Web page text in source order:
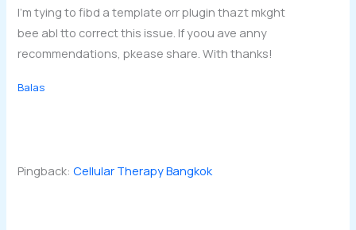
I’m tying to fibd a template orr plugin thazt mkght
bee abl tto correct this issue. If yoou ave anny
recommendations, pkease share. With thanks!
Balas
Pingback:Cellular Therapy Bangkok